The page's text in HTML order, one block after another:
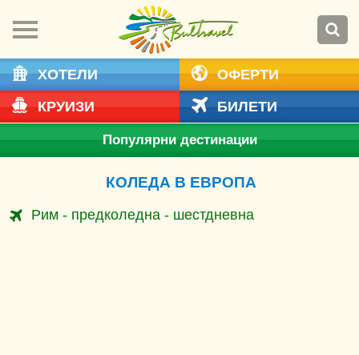
ХОТЕЛИ
ОФЕРТИ
КРУИЗИ
БИЛЕТИ
Популярни дестинации
КОЛЕДА В ЕВРОПА
Рим - предколедна - шестдневна